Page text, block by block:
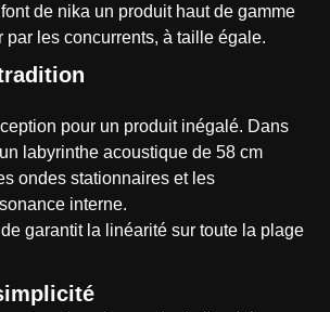
de nika un produit haut de gamme
par les concurrents, à taille égale.
pour un produit inégalé. Dans
labyrinthe acoustique de 58 cm
ondes stationnaires et les
interne.
garantit la linéarité sur toute la plage